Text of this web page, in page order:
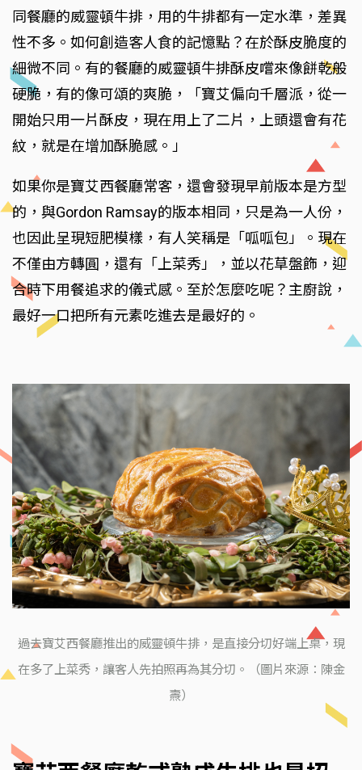
同餐廳的威靈頓牛排，用的牛排都有一定水準，差異
性不多。如何創造客人食的記憶點？在於酥皮脆度的
細微不同。有的餐廳的威靈頓牛排酥皮嚐來像餅乾般
硬脆，有的像可頌的爽脆，「寶艾偏向千層派，從一
開始只用一片酥皮，現在用上了二片，上頭還會有花
紋，就是在增加酥脆感。」
如果你是寶艾西餐廳常客，還會發現早前版本是方型
的，與Gordon Ramsay的版本相同，只是為一人份，
也因此呈現短肥模樣，有人笑稱是「呱呱包」。現在
不僅由方轉圓，還有「上菜秀」，並以花草盤飾，迎
合時下用餐追求的儀式感。至於怎麼吃呢？主廚說，
最好一口把所有元素吃進去是最好的。
過去寶艾西餐廳推出的威靈頓牛排，是直接分切好端上桌，現
在多了上菜秀，讓客人先拍照再為其分切。（圖片來源：陳金
燾）